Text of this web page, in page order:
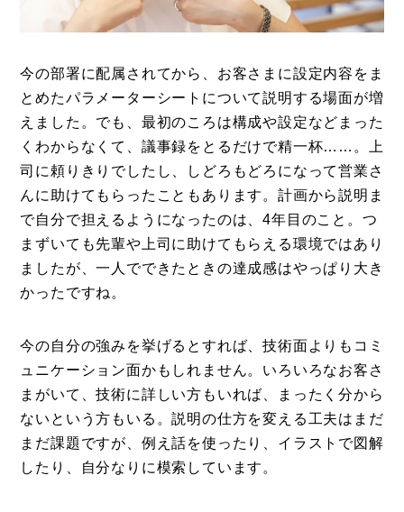
今の部署に配属されてから、お客さまに設定内容をま
とめたパラメーターシートについて説明する場面が増
えました。でも、最初のころは構成や設定などまった
くわからなくて、議事録をとるだけで精一杯……。上
司に頼りきりでしたし、しどろもどろになって営業さ
んに助けてもらったこともあります。計画から説明ま
で自分で担えるようになったのは、4年目のこと。つ
まずいても先輩や上司に助けてもらえる環境ではあり
ましたが、一人でできたときの達成感はやっぱり大き
かったですね。
今の自分の強みを挙げるとすれば、技術面よりもコミ
ュニケーション面かもしれません。いろいろなお客さ
まがいて、技術に詳しい方もいれば、まったく分から
ないという方もいる。説明の仕方を変える工夫はまだ
まだ課題ですが、例え話を使ったり、イラストで図解
したり、自分なりに模索しています。